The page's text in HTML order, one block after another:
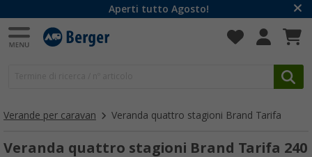
Aperti tutto Agosto!
Verande per caravan Veranda quattro stagioni Brand Tarifa
Veranda quattro stagioni Brand Tarifa 240